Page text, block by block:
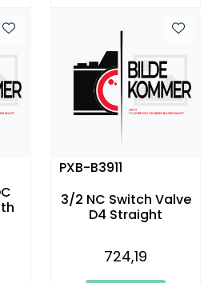
PXB-B3911
3/2 NC Switch Valve
D4 Straight
724,19